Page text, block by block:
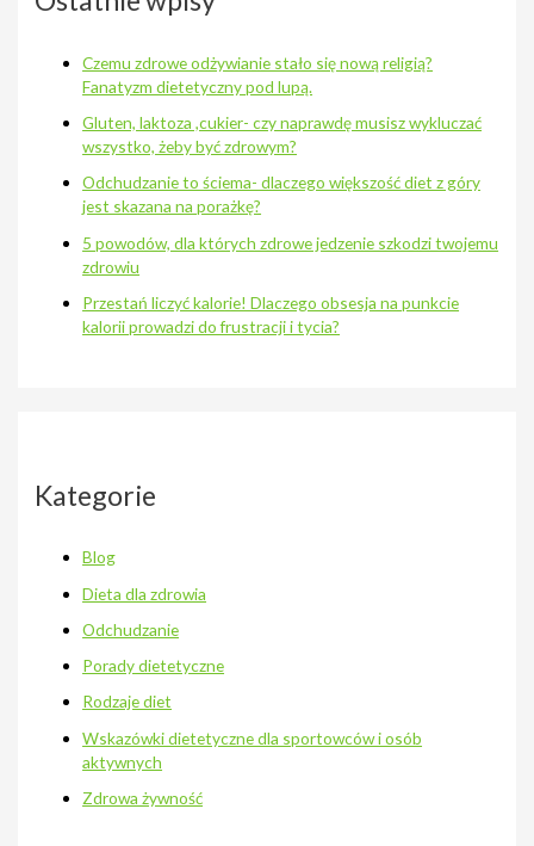
Czemu zdrowe odżywianie stało się nową religią?
Fanatyzm dietetyczny pod lupą.
Gluten, laktoza ,cukier- czy naprawdę musisz wykluczać
wszystko, żeby być zdrowym?
Odchudzanie to ściema- dlaczego większość diet z góry
jest skazana na porażkę?
5 powodów, dla których zdrowe jedzenie szkodzi twojemu
zdrowiu
Przestań liczyć kalorie! Dlaczego obsesja na punkcie
kalorii prowadzi do frustracji i tycia?
Kategorie
Blog
Dieta dla zdrowia
Odchudzanie
Porady dietetyczne
Rodzaje diet
Wskazówki dietetyczne dla sportowców i osób
aktywnych
Zdrowa żywność